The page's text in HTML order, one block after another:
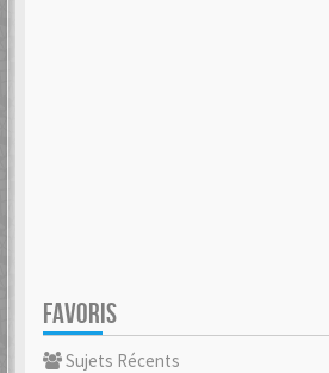
FAVORIS
Sujets Récents